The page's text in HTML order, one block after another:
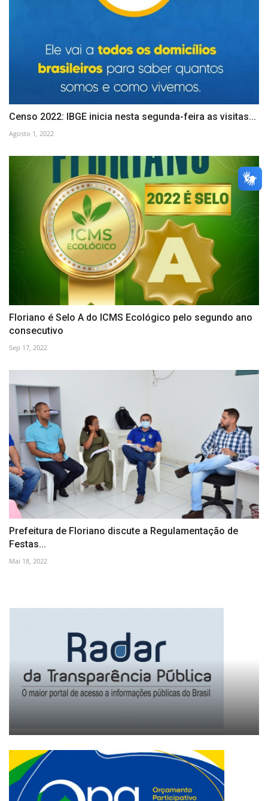
Censo 2022: IBGE inicia nesta segunda-feira as visitas...
Agosto 1, 2022
Floriano é Selo A do ICMS Ecológico pelo segundo ano
consecutivo
Sep 17, 2022
Prefeitura de Floriano discute a Regulamentação de
Festas...
Mai 18, 2022